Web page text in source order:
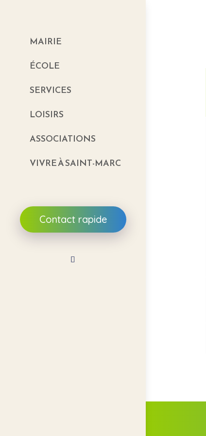
MAIRIE
ÉCOLE
SERVICES
LOISIRS
ASSOCIATIONS
VIVRE À SAINT-MARC
Contact rapide